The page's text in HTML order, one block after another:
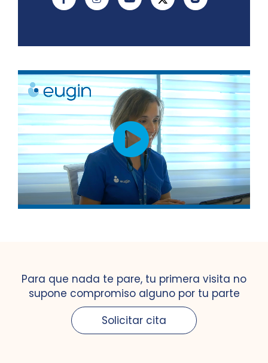
Para que nada te pare, tu primera visita no
supone compromiso alguno por tu parte
Solicitar cita